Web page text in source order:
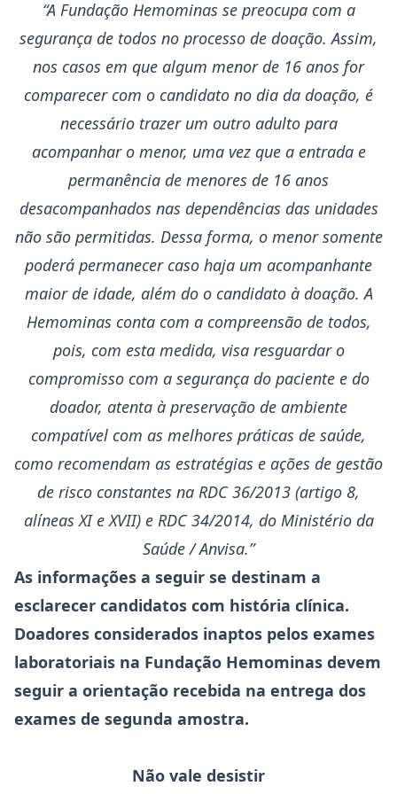
“A Fundação Hemominas se preocupa com a
segurança de todos no processo de doação. Assim,
nos casos em que algum menor de 16 anos for
comparecer com o candidato no dia da doação, é
necessário trazer um outro adulto para
acompanhar o menor, uma vez que a entrada e
permanência de menores de 16 anos
desacompanhados nas dependências das unidades
não são permitidas. Dessa forma, o menor somente
poderá permanecer caso haja um acompanhante
maior de idade, além do o candidato à doação. A
Hemominas conta com a compreensão de todos,
pois, com esta medida, visa resguardar o
compromisso com a segurança do paciente e do
doador, atenta à preservação de ambiente
compatível com as melhores práticas de saúde,
como recomendam as estratégias e ações de gestão
de risco constantes na RDC 36/2013 (artigo 8,
alíneas XI e XVII) e RDC 34/2014, do Ministério da
Saúde / Anvisa.”
As informações a seguir se destinam a
esclarecer candidatos com história clínica.
Doadores considerados inaptos pelos exames
laboratoriais na Fundação Hemominas devem
seguir a orientação recebida na entrega dos
exames de segunda amostra.
Não vale desistir